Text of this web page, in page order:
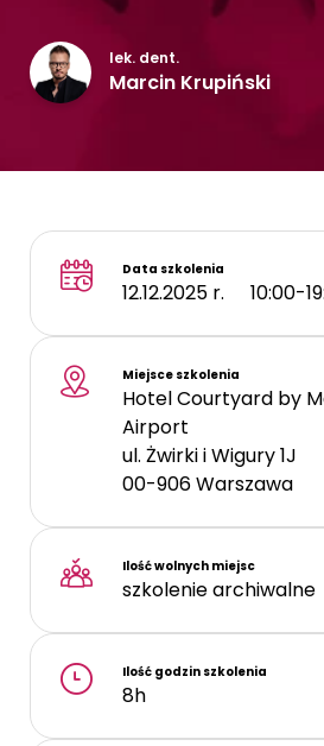
lek. dent.
Marcin Krupiński
Data szkolenia
12.12.2025 r. 10:00-
Miejsce szkolenia
Hotel Courtyard by
Airport
ul. Żwirki i Wigury 1J
00-906Warszawa
Ilość wolnych miejsc
szkolenie archiwalne
Ilość godzin szkolenia
8h